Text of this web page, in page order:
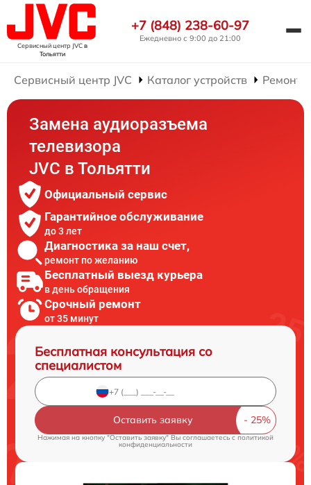
Сервисный центр JVCв
Тольятти
+7 (848) 238-60-97
Ежедневно с 9:00 до 21:00
Сервисный центр JVC Каталог устройств Ремонт
Замена аудиоразъема
телевизора
JVC в Тольятти
Официальный сервис
Гарантийное обслуживание
до 3 лет
Диагностика за наш счет,
ремонт по желанию
Бесплатный выезд курьера
в день обращения
Срочный ремонт
от 35 минут
Бесплатная консультация со
специалистом
Оставить заявку
Нажимая на кнопку "Оставить заявку" Вы соглашаетесь cполитикой
конфиденциальности